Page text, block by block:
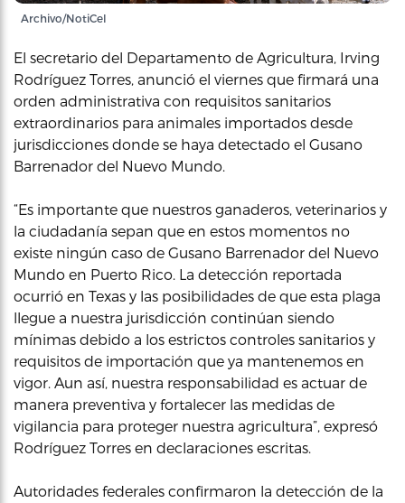
Archivo/NotiCel
El secretario del Departamento de Agricultura, Irving
Rodríguez Torres, anunció el viernes que firmará una
orden administrativa con requisitos sanitarios
extraordinarios para animales importados desde
jurisdicciones donde se haya detectado el Gusano
Barrenador del Nuevo Mundo.
“Es importante que nuestros ganaderos, veterinarios y
la ciudadanía sepan que en estos momentos no
existe ningún caso de Gusano Barrenador del Nuevo
Mundo en Puerto Rico. La detección reportada
ocurrió en Texas y las posibilidades de que esta plaga
llegue a nuestra jurisdicción continúan siendo
mínimas debido a los estrictos controles sanitarios y
requisitos de importación que ya mantenemos en
vigor. Aun así, nuestra responsabilidad es actuar de
manera preventiva y fortalecer las medidas de
vigilancia para proteger nuestra agricultura”, expresó
Rodríguez Torres en declaraciones escritas.
Autoridades federales confirmaron la detección de la